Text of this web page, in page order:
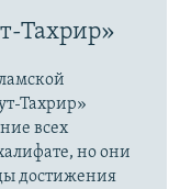
Тахрир»
Тахрир»
всех
но они
достижения